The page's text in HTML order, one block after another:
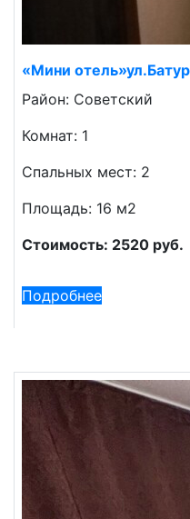
«Мини
Район: Советский
Комнат: 1
Спальных мест: 2
Площадь: 16 м2
Стоимость: 2520 руб.
Подробнее